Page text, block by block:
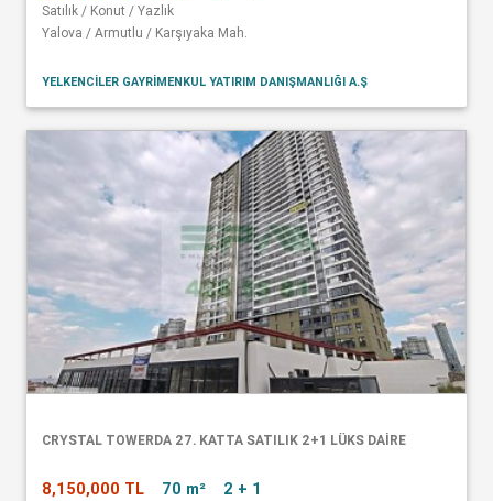
Satılık / Konut / Yazlık
Yalova / Armutlu / Karşıyaka Mah.
YELKENCİLER GAYRİMENKUL YATIRIM DANIŞMANLIĞI A.Ş
CRYSTAL TOWERDA 27. KATTA SATILIK 2+1 LÜKS DAİRE
8,150,000 TL 70 m² 2 + 1